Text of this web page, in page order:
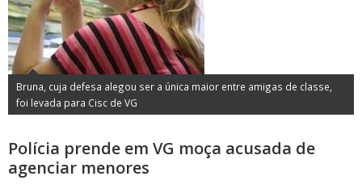
Bruna, cuja defesa alegou ser a única maior entre amigas de classe,
foi levada para Cisc de VG
Polícia prende em VG moça acusada de
agenciar menores